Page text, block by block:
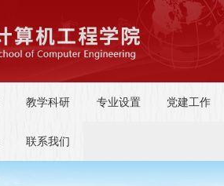
教学科研 专业设置 党建工作
联系我们